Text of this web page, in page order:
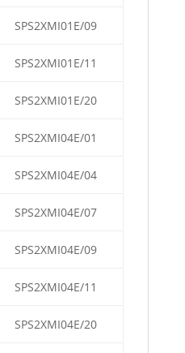
SPS2XMI01E/09
SPS2XMI01E/11
SPS2XMI01E/20
SPS2XMI04E/01
SPS2XMI04E/04
SPS2XMI04E/07
SPS2XMI04E/09
SPS2XMI04E/11
SPS2XMI04E/20